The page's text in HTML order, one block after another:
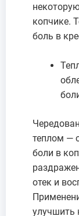
копчике.
боль в
теплом —
боли в
отек и
улучшить